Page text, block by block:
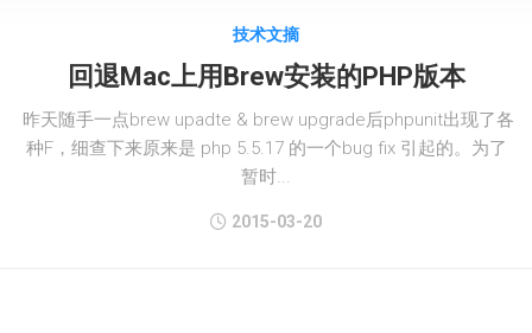
技术文摘
回退Mac上用Brew安装的PHP版本
昨天随手一点brew upadte & brew upgrade后phpunit出现了各
种F，细查下来原来是 php 5.5.17 的一个bug fix 引起的。为了
暂时...
2015-03-20